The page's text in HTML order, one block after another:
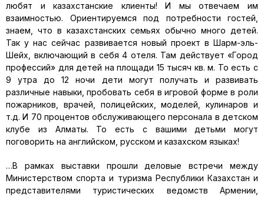
любят и казахстанские клиенты! И мы отвечаем им
взаимностью. Ориентируемся под потребности гостей,
знаем, что в казахстанских семьях обычно много детей.
Так у нас сейчас развивается новый проект в Шарм-эль-
Шейх, включающий в себя 4 отеля. Там действует «Город
профессий» для детей на площади 15 тысяч кв. м. То есть с
9 утра до 12 ночи дети могут получать и развивать
различные навыки, пробовать себя в игровой форме в роли
пожарников, врачей, полицейских, моделей, кулинаров и
т.д. И 70 процентов обслуживающего персонала в детском
клубе из Алматы. То есть с вашими детьми могут
поговорить на английском, русском и казахском языках!
…В рамках выставки прошли деловые встречи между
Министерством спорта и туризма Республики Казахстан и
представителями туристических ведомств Армении,